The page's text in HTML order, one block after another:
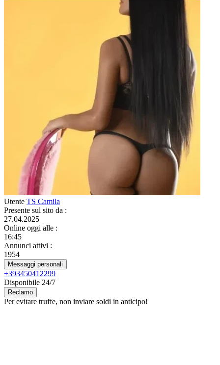
Utente TS Camila
Presente sul sito da :
27.04.2025
Online oggi alle :
16:45
Annunci attivi :
1954
Messaggi personali
+393450412299
Disponibile 24/7
Reclamo
Per evitare truffe, non inviare soldi in anticipo!